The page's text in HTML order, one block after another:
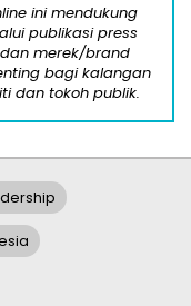
ini mendukung
publikasi press
merek/brand
bagi kalangan
dan tokoh publik.